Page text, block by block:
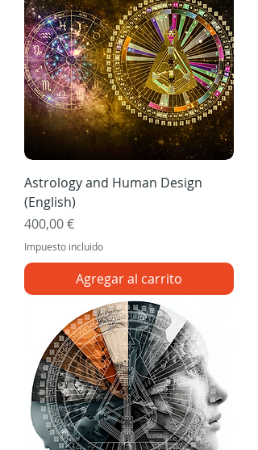
Astrology and Human Design
(English)
Precio
400,00 €
Impuesto incluido
Agregar al carrito